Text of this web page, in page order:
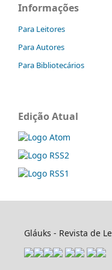
Informações
Para Leitores
Para Autores
Para Bibliotecários
Edição Atual
Gláuks - Revista de